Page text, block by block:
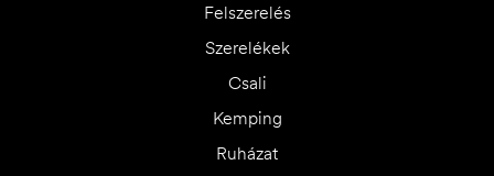
Felszerelés
Szerelékek
Csali
Kemping
Ruházat